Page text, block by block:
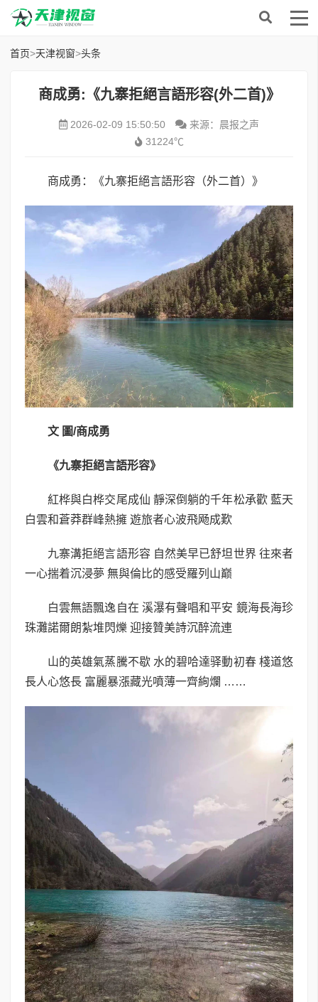
首页>天津视窗>头条
商成勇:《九寨拒絕言語形容(外二首)》
2026-02-09 15:50:50
来源：晨报之声
31224℃
商成勇：《九寨拒絕言語形容（外二首）》
文 圖/商成勇
《九寨拒絕言語形容》
紅桦與白桦交尾成仙 靜深倒躺的千年松承歡 藍天
白雲和蒼莽群峰熱擁 遊旅者心波飛飏成歎
九寨溝拒絕言語形容 自然美早已舒坦世界 往來者
一心揣着沉浸夢 無與倫比的感受羅列山巅
白雲無語飄逸自在 溪瀑有聲唱和平安 鏡海長海珍
珠灘諾爾朗紮堆閃爍 迎接贊美詩沉醉流連
山的英雄氣蒸騰不歇 水的碧哈達驿動初春 棧道悠
長人心悠長 富麗暴漲藏光噴薄一齊絢爛 ……